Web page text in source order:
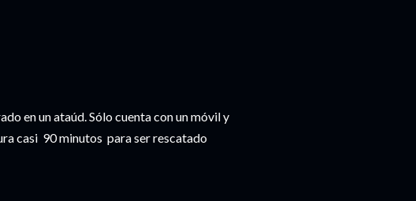
en un ataúd. Sólo cuenta con un móvil y
casi 90 minutos para ser rescatado